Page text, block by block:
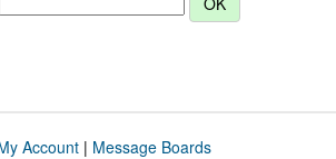
Account| Message Boards